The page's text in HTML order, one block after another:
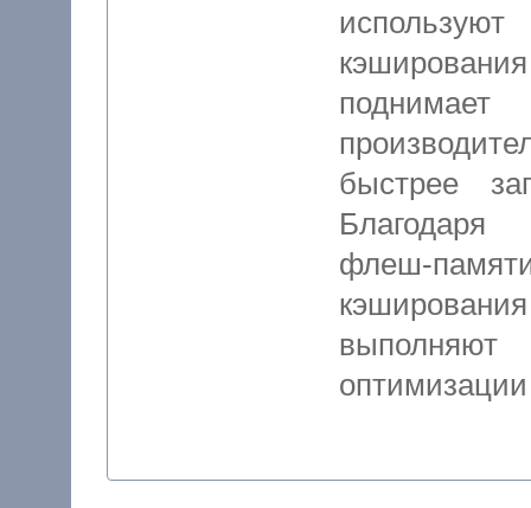
быстрее
Благодаря
флеш-